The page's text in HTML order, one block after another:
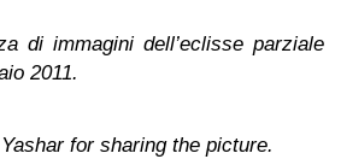
di immagini dell’eclisse parziale
2011.
for sharing the picture.